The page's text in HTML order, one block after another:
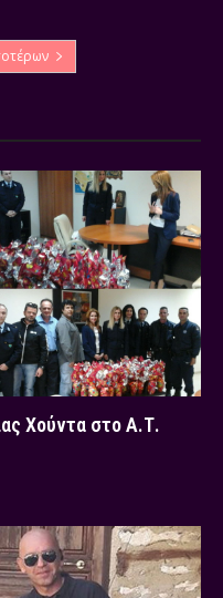
Χούντα στο Α.Τ.